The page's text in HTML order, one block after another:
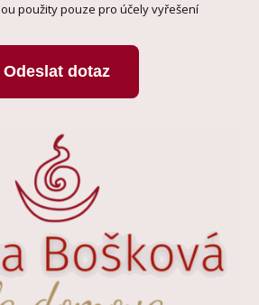
použity pouze pro účely vyřešení
Odeslat dotaz